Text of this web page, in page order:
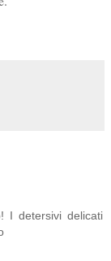
I detersivi delicati